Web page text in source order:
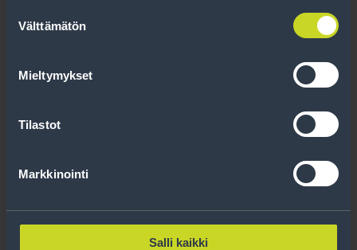
valinta
Välttämätön
Mieltymykset
Tilastot
Markkinointi
Salli kaikki
kausimuistutukset sekä parhaat